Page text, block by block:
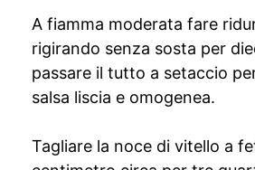
A fiamma moderata fare
rigirando senza sosta per
passare il tutto a setaccio
salsa liscia e omogenea.
Tagliare la noce di vitello a